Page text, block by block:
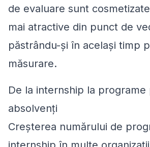
de evaluare sunt
mai atractive din punct de
păstrându-și în același timp
măsurare.
De la internship la programe
absolvenți
Creșterea numărului de